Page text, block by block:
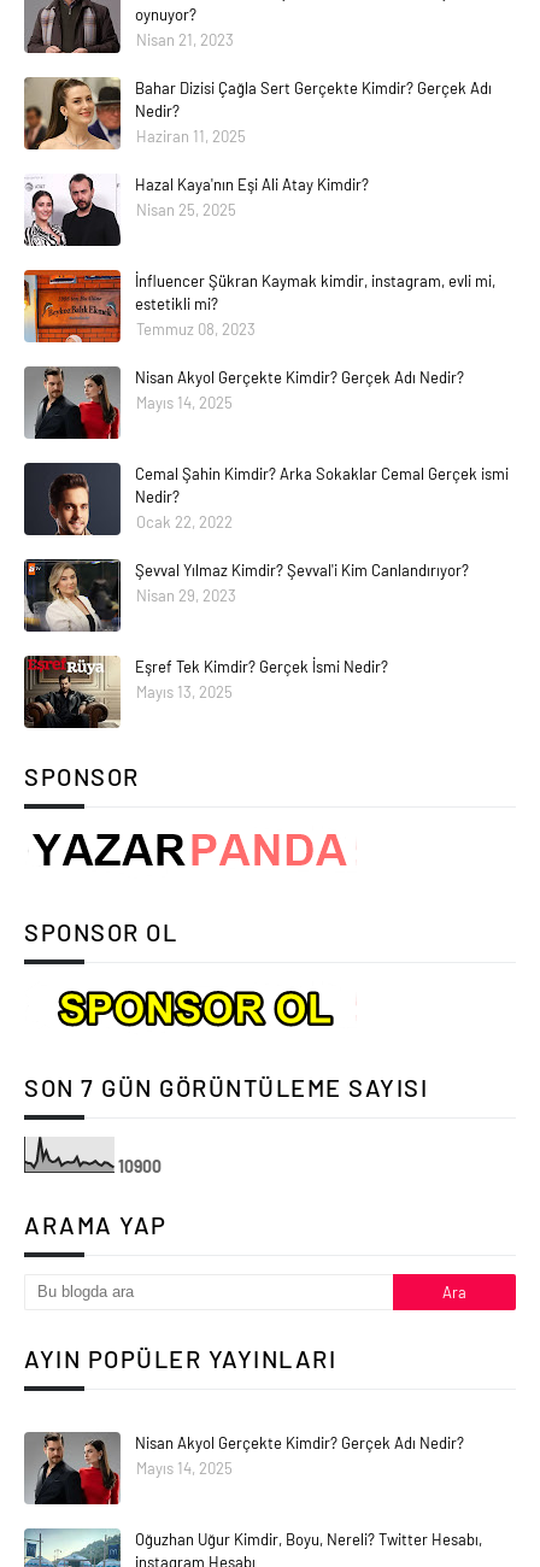
oynuyor?
Nisan 21, 2023
Bahar Dizisi Çağla Sert Gerçekte Kimdir? Gerçek Adı
Nedir?
Haziran 11, 2025
Hazal Kaya'nın Eşi Ali Atay Kimdir?
Nisan 25, 2025
İnfluencer Şükran Kaymak kimdir, instagram, evli mi,
estetikli mi?
Temmuz 08, 2023
Nisan Akyol Gerçekte Kimdir? Gerçek Adı Nedir?
Mayıs 14, 2025
Cemal Şahin Kimdir? Arka Sokaklar Cemal Gerçek ismi
Nedir?
Ocak 22, 2022
Şevval Yılmaz Kimdir? Şevval'i Kim Canlandırıyor?
Nisan 29, 2023
Eşref Tek Kimdir? Gerçek İsmi Nedir?
Mayıs 13, 2025
SPONSOR
SPONSOR OL
SON 7 GÜN GÖRÜNTÜLEME SAYISI
10900
ARAMA YAP
AYIN POPÜLER YAYINLARI
Nisan Akyol Gerçekte Kimdir? Gerçek Adı Nedir?
Mayıs 14, 2025
Oğuzhan Uğur Kimdir, Boyu, Nereli? Twitter Hesabı,
instagram Hesabı